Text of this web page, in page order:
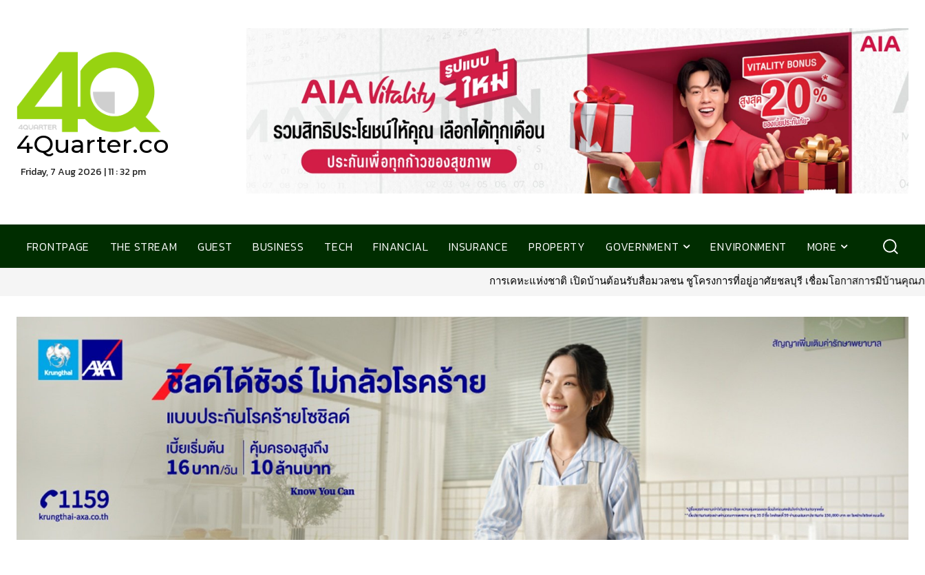
4Quarter.co
Friday, 7 Aug 2026 | 11 : 32 pm
FRONTPAGE THE STREAM GUEST BUSINESS TECH FINANCIAL INSURANCE PROPERTY GOVERNMENT ENVIRONMENT MORE
การเคหะแห่งชาติ เปิดบ้านต้อนรับสื่อมวลชน ชูโครงการที่อยู่อาศัยชลบุรี เชื่อมโอกาสการมีบ้านคุณภาพ รองรับกา